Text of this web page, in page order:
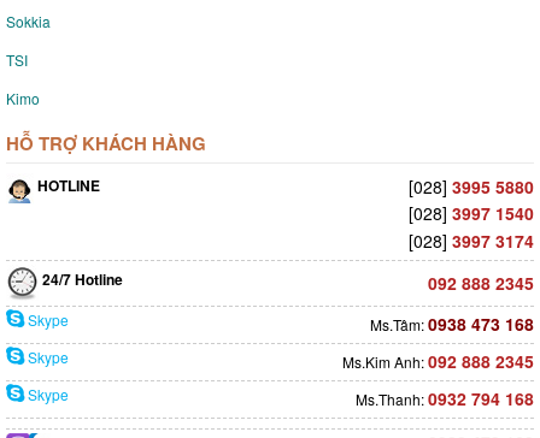
Sokkia
TSI
Kimo
HỖ TRỢ KHÁCH HÀNG
HOTLINE [028] 3995 5880
[028] 3997 1540
[028] 3997 3174
24/7 Hotline 092 888 2345
Skype Ms.Tâm:0938 473 168
Skype Ms.Kim Anh:092 888 2345
Skype Ms.Thanh:0932 794 168